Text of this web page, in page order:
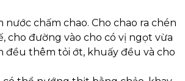
nước chấm chao. Cho chao ra chén
cho đường vào cho có vị ngọt vừa
đều thêm tỏi ớt, khuấy đều và cho